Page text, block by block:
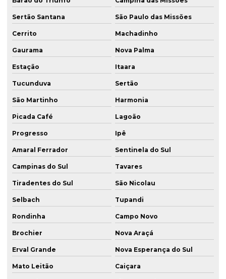
Sertão Santana São Paulo das Missões
Cerrito Machadinho
Gaurama Nova Palma
Estação Itaara
Tucunduva Sertão
São Martinho Harmonia
Picada Café Lagoão
Progresso Ipê
Amaral Ferrador Sentinela do Sul
Campinas do Sul Tavares
Tiradentes do Sul São Nicolau
Selbach Tupandi
Rondinha Campo Novo
Brochier Nova Araçá
Erval Grande Nova Esperança do Sul
Mato Leitão Caiçara